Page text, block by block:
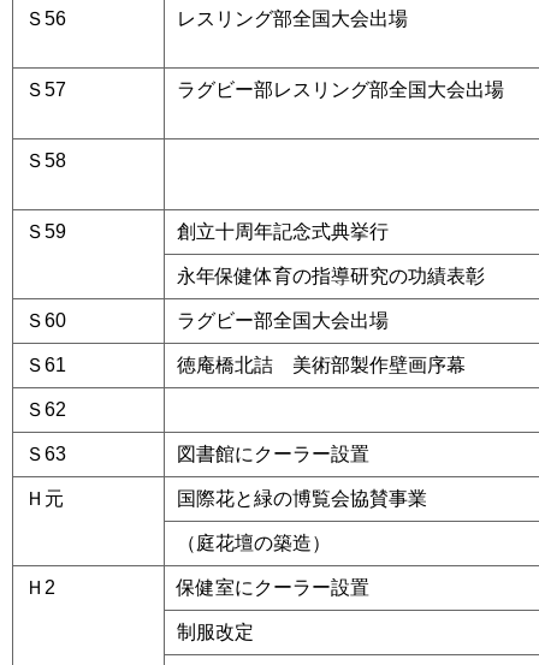
Ｓ56 レスリング部全国大会出場
Ｓ57 ラグビー部レスリング部全国大会出場
Ｓ58
Ｓ59 創立十周年記念式典挙行
永年保健体育の指導研究の功績表彰
Ｓ60 ラグビー部全国大会出場
Ｓ61 徳庵橋北詰 美術部製作壁画序幕
Ｓ62
Ｓ63 図書館にクーラー設置
Ｈ元 国際花と緑の博覧会協賛事業
（庭花壇の築造）
Ｈ2 保健室にクーラー設置
制服改定